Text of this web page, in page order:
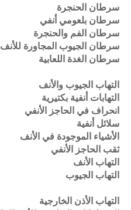
سرطان الحنجرة
سرطان بلعومي أنفي
سرطان الفم والحنجرة
سرطان الجيوب المجاورة للأنف
سرطان الغدة اللعابية
التهاب الجيوب والأنف
التهابات أنفية بكتيرية
انحراف في الحاجز الأنفي
سلائل أنفية
الأشياء الموجودة في الأنف
ثقب الحاجز الأنفي
التهاب الأنف
التهاب الجيوب
التهاب الأذن الخارجية